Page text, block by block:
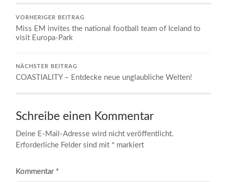
VORHERIGER BEITRAG
Miss EM invites the national football team of Iceland to
visit Europa-Park
NÄCHSTER BEITRAG
COASTIALITY – Entdecke neue unglaubliche Welten!
Schreibe einen Kommentar
Deine E-Mail-Adresse wird nicht veröffentlicht.
Erforderliche Felder sind mit * markiert
Kommentar *